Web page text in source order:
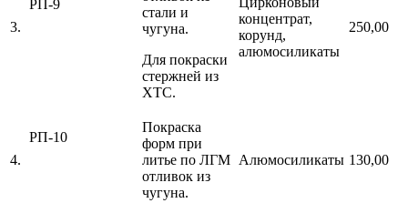
3.
РП-9
стали и
чугуна.
Для покраски
стержней из
ХТС.
концентрат,
корунд,
алюмосиликаты
250,00
4.
РП-10
Покраска
форм при
литье по ЛГМ
отливок из
чугуна.
Алюмосиликаты 130,00